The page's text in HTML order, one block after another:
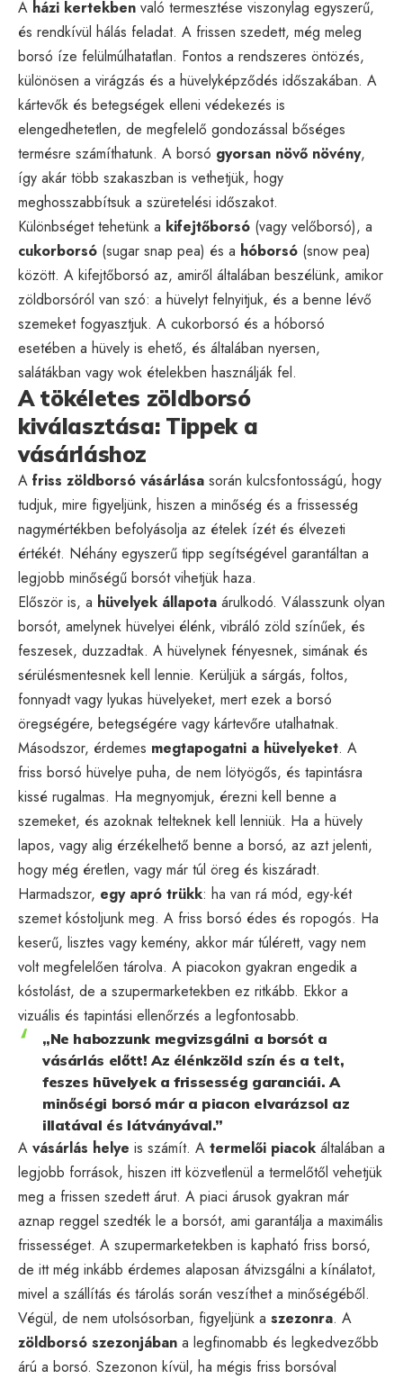
A házi kertekben való termesztése viszonylag egyszerű,
és rendkívül hálás feladat. A frissen szedett, még meleg
borsó íze felülmúlhatatlan. Fontos a rendszeres öntözés,
különösen a virágzás és a hüvelyképződés időszakában. A
kártevők és betegségek elleni védekezés is
elengedhetetlen, de megfelelő gondozással bőséges
termésre számíthatunk. A borsó gyorsan növő növény,
így akár több szakaszban is vethetjük, hogy
meghosszabbítsuk a szüretelési időszakot.
Különbséget tehetünk a kifejtőborsó (vagy velőborsó), a
cukorborsó (sugar snap pea) és a hóborsó (snow pea)
között. A kifejtőborsó az, amiről általában beszélünk, amikor
zöldborsóról van szó: a hüvelyt felnyitjuk, és a benne lévő
szemeket fogyasztjuk. A cukorborsó és a hóborsó
esetében a hüvely is ehető, és általában nyersen,
salátákban vagy wok ételekben használják fel.
A tökéletes zöldborsó
kiválasztása: Tippek a
vásárláshoz
A friss zöldborsó vásárlása során kulcsfontosságú, hogy
tudjuk, mire figyeljünk, hiszen a minőség és a frissesség
nagymértékben befolyásolja az ételek ízét és élvezeti
értékét. Néhány egyszerű tipp segítségével garantáltan a
legjobb minőségű borsót vihetjük haza.
Először is, a hüvelyek állapota árulkodó. Válasszunk olyan
borsót, amelynek hüvelyei élénk, vibráló zöld színűek, és
feszesek, duzzadtak. A hüvelynek fényesnek, simának és
sérülésmentesnek kell lennie. Kerüljük a sárgás, foltos,
fonnyadt vagy lyukas hüvelyeket, mert ezek a borsó
öregségére, betegségére vagy kártevőre utalhatnak.
Másodszor, érdemes megtapogatni a hüvelyeket. A
friss borsó hüvelye puha, de nem lötyögős, és tapintásra
kissé rugalmas. Ha megnyomjuk, érezni kell benne a
szemeket, és azoknak telteknek kell lenniük. Ha a hüvely
lapos, vagy alig érzékelhető benne a borsó, az azt jelenti,
hogy még éretlen, vagy már túl öreg és kiszáradt.
Harmadszor, egy apró trükk: ha van rá mód, egy-két
szemet kóstoljunk meg. A friss borsó édes és ropogós. Ha
keserű, lisztes vagy kemény, akkor már túlérett, vagy nem
volt megfelelően tárolva. A piacokon gyakran engedik a
kóstolást, de a szupermarketekben ez ritkább. Ekkor a
vizuális és tapintási ellenőrzés a legfontosabb.
„Ne habozzunk megvizsgálni a borsót a
vásárlás előtt! Az élénkzöld szín és a telt,
feszes hüvelyek a frissesség garanciái. A
minőségi borsó már a piacon elvarázsol az
illatával és látványával.”
A vásárlás helye is számít. A termelői piacok általában a
legjobb források, hiszen itt közvetlenül a termelőtől vehetjük
meg a frissen szedett árut. A piaci árusok gyakran már
aznap reggel szedték le a borsót, ami garantálja a maximális
frissességet. A szupermarketekben is kapható friss borsó,
de itt még inkább érdemes alaposan átvizsgálni a kínálatot,
mivel a szállítás és tárolás során veszíthet a minőségéből.
Végül, de nem utolsósorban, figyeljünk a szezonra. A
zöldborsó szezonjában a legfinomabb és legkedvezőbb
árú a borsó. Szezonon kívül, ha mégis friss borsóval